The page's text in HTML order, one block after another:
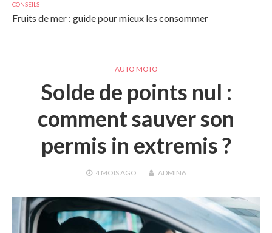
CONSEILS
Fruits de mer : guide pour mieux les consommer
AUTO MOTO
Solde de points nul :
comment sauver son
permis in extremis ?
4 MOISAGO ADMIN6